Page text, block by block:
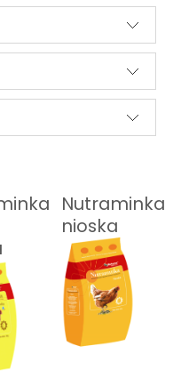
Nutraminka
nioska